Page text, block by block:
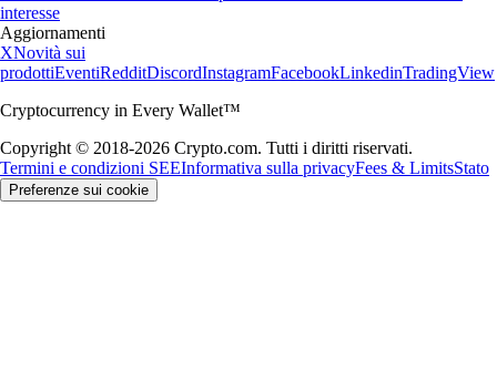
interesse
Aggiornamenti
XNovità sui
prodottiEventiRedditDiscordInstagramFacebookLinkedinTradingView
Cryptocurrency in Every Wallet™
Copyright © 2018-2026 Crypto.com. Tutti i diritti riservati.
Termini e condizioni SEEInformativa sulla privacyFees & LimitsStato
Preferenze sui cookie